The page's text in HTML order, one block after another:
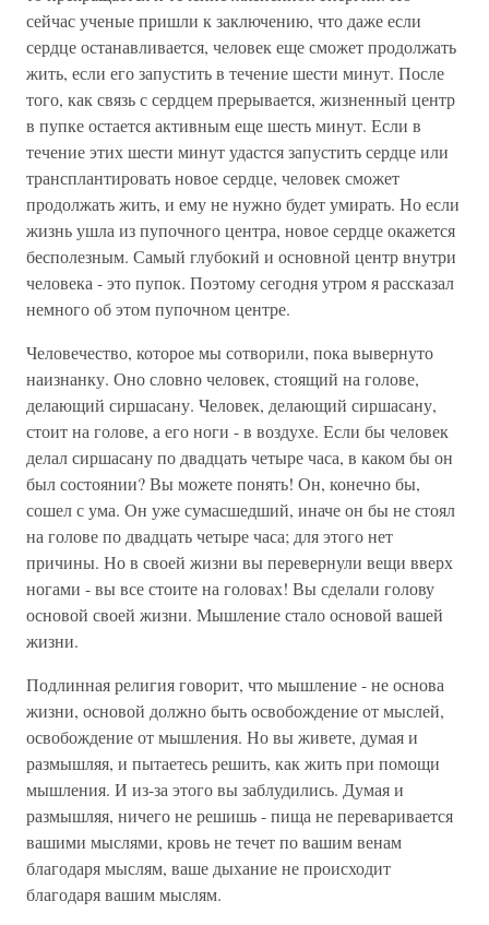
сейчас ученые пришли к заключению, что даже если
сердце останавливается, человек еще сможет продолжать
жить, если его запустить в течение шести минут. После
того, как связь с сердцем прерывается, жизненный центр
в пупке остается активным еще шесть минут. Если в
течение этих шести минут удастся запустить сердце или
трансплантировать новое сердце, человек сможет
продолжать жить, и ему не нужно будет умирать. Но если
жизнь ушла из пупочного центра, новое сердце окажется
бесполезным. Самый глубокий и основной центр внутри
человека - это пупок. Поэтому сегодня утром я рассказал
немного об этом пупочном центре.
Человечество, которое мы сотворили, пока вывернуто
наизнанку. Оно словно человек, стоящий на голове,
делающий сиршасану. Человек, делающий сиршасану,
стоит на голове, а его ноги - в воздухе. Если бы человек
делал сиршасану по двадцать четыре часа, в каком бы он
был состоянии? Вы можете понять! Он, конечно бы,
сошел с ума. Он уже сумасшедший, иначе он бы не стоял
на голове по двадцать четыре часа; для этого нет
причины. Но в своей жизни вы перевернули вещи вверх
ногами - вы все стоите на головах! Вы сделали голову
основой своей жизни. Мышление стало основой вашей
жизни.
Подлинная религия говорит, что мышление - не основа
жизни, основой должно быть освобождение от мыслей,
освобождение от мышления. Но вы живете, думая и
размышляя, и пытаетесь решить, как жить при помощи
мышления. И из-за этого вы заблудились. Думая и
размышляя, ничего не решишь - пища не переваривается
вашими мыслями, кровь не течет по вашим венам
благодаря мыслям, ваше дыхание не происходит
благодаря вашим мыслям.